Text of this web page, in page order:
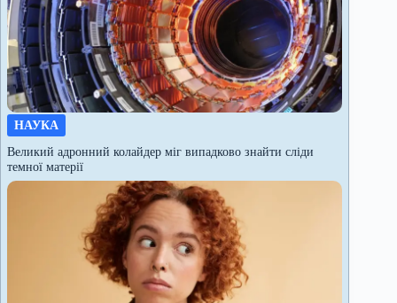
НАУКА
Великий адронний колайдер міг випадково знайти сліди
темної матерії